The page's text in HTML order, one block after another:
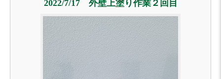
2022/7/17 外壁上塗り作業２回目